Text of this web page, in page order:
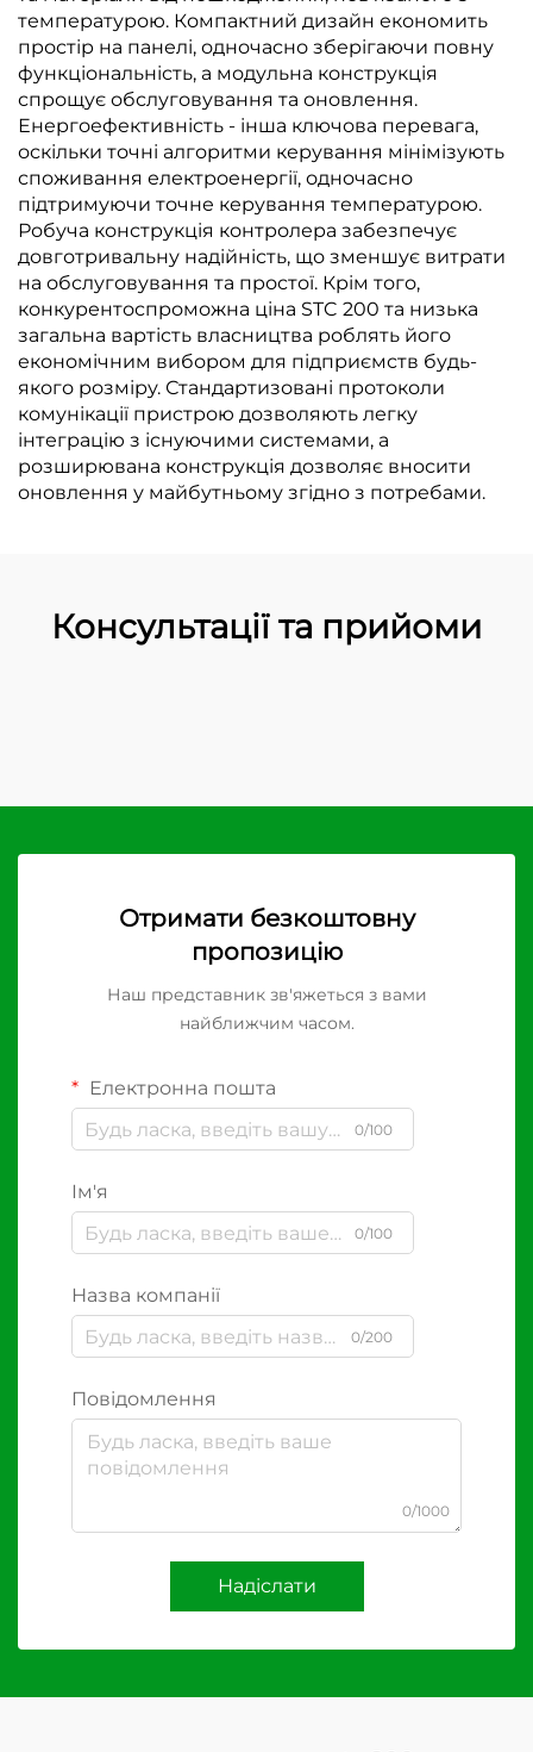
температурою. Компактний дизайн економить
простір на панелі, одночасно зберігаючи повну
функціональність, а модульна конструкція
спрощує обслуговування та оновлення.
Енергоефективність - інша ключова перевага,
оскільки точні алгоритми керування мінімізують
споживання електроенергії, одночасно
підтримуючи точне керування температурою.
Робуча конструкція контролера забезпечує
довготривальну надійність, що зменшує витрати
на обслуговування та простої. Крім того,
конкурентоспроможна ціна STC 200 та низька
загальна вартість власництва роблять його
економічним вибором для підприємств будь-
якого розміру. Стандартизовані протоколи
комунікації пристрою дозволяють легку
інтеграцію з існуючими системами, а
розширювана конструкція дозволяє вносити
оновлення у майбутньому згідно з потребами.
Консультації та прийоми
Отримати безкоштовну
пропозицію
Наш представник зв'яжеться з вами
найближчим часом.
Електронна пошта
0/100
Ім'я
0/100
Назва компанії
0/200
Повідомлення
0/1000
Надіслати